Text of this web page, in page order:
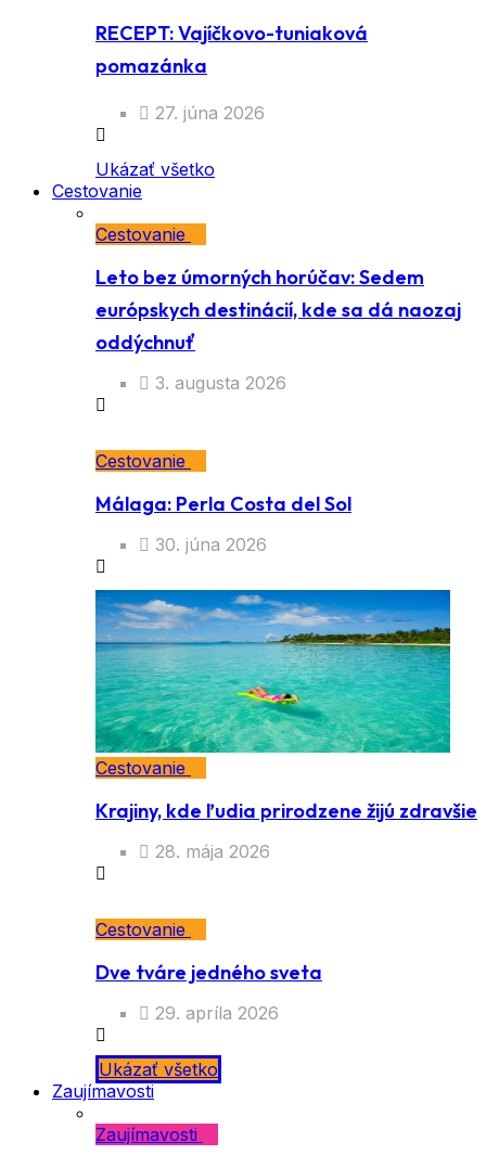
RECEPT: Vajíčkovo-tuniaková
pomazánka
27. júna 2026
Ukázať všetko
Cestovanie
Cestovanie
Leto bez úmorných horúčav: Sedem
európskych destinácií, kde sa dá naozaj
oddýchnuť
3. augusta 2026
Cestovanie
Málaga: Perla Costa del Sol
30. júna 2026
Cestovanie
Krajiny, kde ľudia prirodzene žijú zdravšie
28. mája 2026
Cestovanie
Dve tváre jedného sveta
29. apríla 2026
Ukázať všetko
Zaujímavosti
Zaujímavosti